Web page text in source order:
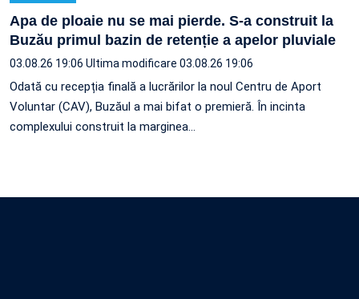
Apa de ploaie nu se mai pierde. S-a construit la
Buzău primul bazin de retenție a apelor pluviale
03.08.26 19:06 Ultima modificare 03.08.26 19:06
Odată cu recepția finală a lucrărilor la noul Centru de Aport
Voluntar (CAV), Buzăul a mai bifat o premieră. În incinta
complexului construit la marginea…